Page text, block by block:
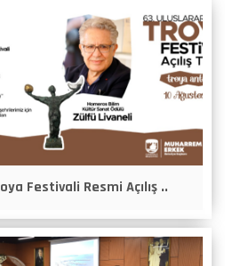
Festivali Resmi Açılış ..